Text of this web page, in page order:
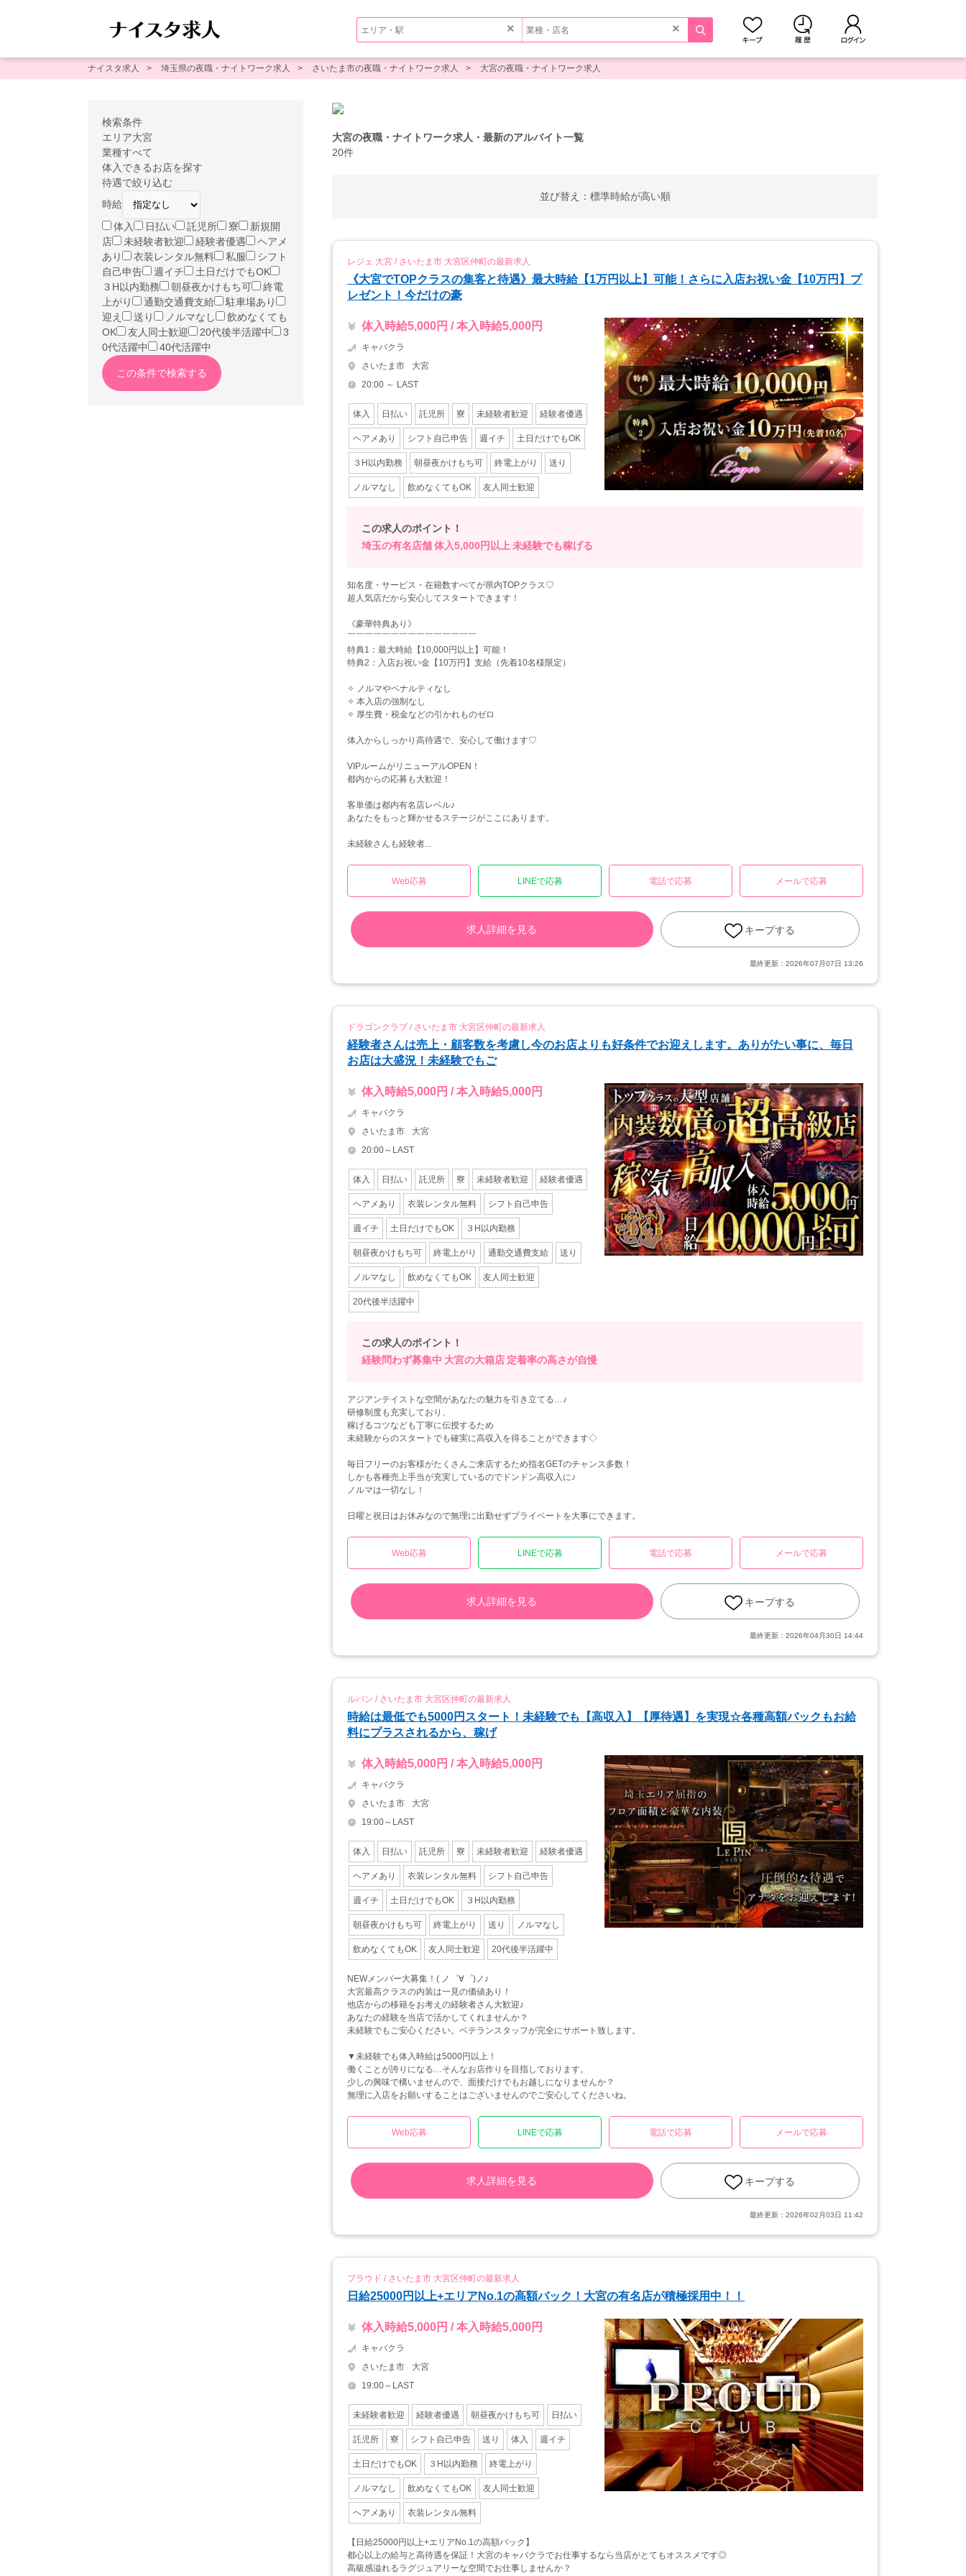
× ×
ナイスタ求人 埼玉県の夜職・ナイトワーク求人 さいたま市の夜職・ナイトワーク求人 大宮の夜職・ナイトワーク求人
大宮の夜職・ナイトワーク求人・最新のアルバイト一覧
20件
並び替え： 標準時給が高い順
レジェ 大宮 / さいたま市 大宮区仲町の最新求人
《大宮でTOPクラスの集客と待遇》最大時給【1万円以上】可能！さらに入店お祝い金【10万円】プ
レゼント！今だけの豪
体入時給5,000円 / 本入時給5,000円
キャバクラ
さいたま市
大宮
20:00 ～ LAST
体入 日払い 託児所 寮 未経験者歓迎 経験者優遇
ヘアメあり シフト自己申告 週イチ 土日だけでもOK
３H以内勤務 朝昼夜かけもち可 終電上がり 送り
ノルマなし 飲めなくてもOK 友人同士歓迎
この求人のポイント！
埼玉の有名店舗体入5,000円以上 未経験でも稼げる
知名度・サービス・在籍数すべてが県内TOPクラス♡
超人気店だから安心してスタートできます！
《豪華特典あり》
￣￣￣￣￣￣￣￣￣￣￣￣￣￣￣
特典1：最大時給【10,000円以上】可能！
特典2：入店お祝い金【10万円】支給（先着10名様限定）
✧ ノルマやペナルティなし
✧ 本入店の強制なし
✧ 厚生費・税金などの引かれものゼロ
体入からしっかり高待遇で、安心して働けます♡
VIPルームがリニューアルOPEN！
都内からの応募も大歓迎！
客単価は都内有名店レベル♪
あなたをもっと輝かせるステージがここにあります。
未経験さんも経験者...
Web応募 LINEで応募 電話で応募 メールで応募
求人詳細を見る キープする
最終更新： 2026年07月07日 13:26
ドラゴンクラブ / さいたま市 大宮区仲町の最新求人
経験者さんは売上・顧客数を考慮し今のお店よりも好条件でお迎えします。ありがたい事に、毎日
お店は大盛況！未経験でもご
体入時給5,000円 / 本入時給5,000円
キャバクラ
さいたま市
大宮
20:00～LAST
体入 日払い 託児所 寮 未経験者歓迎 経験者優遇
ヘアメあり 衣装レンタル無料 シフト自己申告
週イチ 土日だけでもOK ３H以内勤務
朝昼夜かけもち可 終電上がり 通勤交通費支給 送り
ノルマなし 飲めなくてもOK 友人同士歓迎
20代後半活躍中
この求人のポイント！
経験問わず募集中 大宮の大箱店 定着率の高さが自慢
アジアンテイストな空間があなたの魅力を引き立てる…♪
研修制度も充実しており、
稼げるコツなども丁寧に伝授するため
未経験からのスタートでも確実に高収入を得ることができます◇
毎日フリーのお客様がたくさんご来店するため指名GETのチャンス多数！
しかも各種売上手当が充実しているのでドンドン高収入に♪
ノルマは一切なし！
日曜と祝日はお休みなので無理に出勤せずプライベートを大事にできます。
Web応募 LINEで応募 電話で応募 メールで応募
求人詳細を見る キープする
最終更新： 2026年04月30日 14:44
ルパン / さいたま市 大宮区仲町の最新求人
時給は最低でも5000円スタート！未経験でも【高収入】【厚待遇】を実現☆各種高額バックもお給
料にプラスされるから、稼げ
体入時給5,000円 / 本入時給5,000円
キャバクラ
さいたま市
大宮
19:00～LAST
体入 日払い 託児所 寮 未経験者歓迎 経験者優遇
ヘアメあり 衣装レンタル無料 シフト自己申告
週イチ 土日だけでもOK ３H以内勤務
朝昼夜かけもち可 終電上がり 送り ノルマなし
飲めなくてもOK 友人同士歓迎 20代後半活躍中
NEWメンバー大募集！( ノ゜∀゜)ノ♪
大宮最高クラスの内装は一見の価値あり！
他店からの移籍をお考えの経験者さん大歓迎♪
あなたの経験を当店で活かしてくれませんか？
未経験でもご安心ください。ベテランスタッフが完全にサポート致します。
▼未経験でも体入時給は5000円以上！
働くことが誇りになる…そんなお店作りを目指しております。
少しの興味で構いませんので、面接だけでもお越しになりませんか？
無理に入店をお願いすることはございませんのでご安心してくださいね。
Web応募 LINEで応募 電話で応募 メールで応募
求人詳細を見る キープする
最終更新： 2026年02月03日 11:42
プラウド / さいたま市 大宮区仲町の最新求人
日給25000円以上+エリアNo.1の高額バック！大宮の有名店が積極採用中！！
体入時給5,000円 / 本入時給5,000円
キャバクラ
さいたま市
大宮
19:00～LAST
未経験者歓迎 経験者優遇 朝昼夜かけもち可 日払い
託児所 寮 シフト自己申告 送り 体入 週イチ
土日だけでもOK ３H以内勤務 終電上がり
ノルマなし 飲めなくてもOK 友人同士歓迎
ヘアメあり 衣装レンタル無料
【日給25000円以上+エリアNo.1の高額バック】
都心以上の給与と高待遇を保証！大宮のキャバクラでお仕事するなら当店がとてもオススメです◎
高級感溢れるラグジュアリーな空間でお仕事しませんか？
検索条件
エリア大宮
業種すべて
体入できるお店を探す
待遇で絞り込む
時給
体入
日払い 託児所 寮
新規開
店
未経験者歓迎 経験者優遇
ヘアメ
あり
衣装レンタル無料 私服
シフト
自己申告
週イチ
土日だけでもOK
３H以内勤務
朝昼夜かけもち可
終電
上がり
通勤交通費支給
駐車場あり
迎え
送り ノルマなし
飲めなくても
OK
友人同士歓迎 20代後半活躍中
3
0代活躍中
40代活躍中